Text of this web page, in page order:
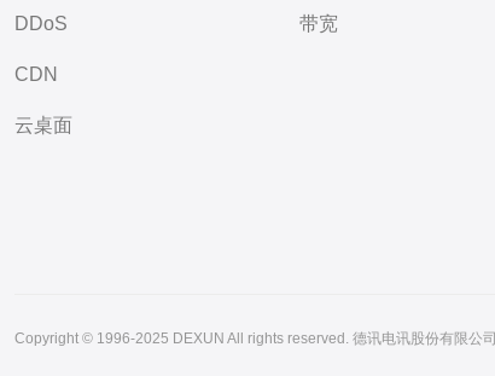
DDoS
CDN
云桌面
带宽
Copyright © 1996-2025 DEXUN All rights reserved. 德讯电讯股份有限公司